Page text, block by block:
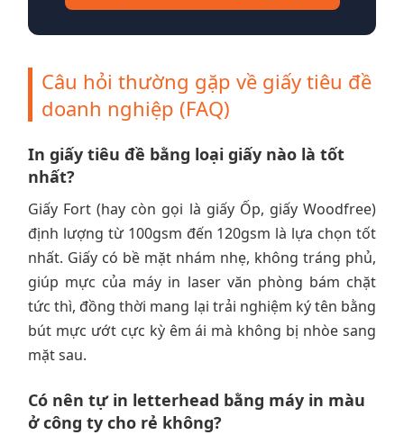
Câu hỏi thường gặp về giấy tiêu đề
doanh nghiệp (FAQ)
In giấy tiêu đề bằng loại giấy nào là tốt
nhất?
Giấy Fort (hay còn gọi là giấy Ốp, giấy Woodfree)
định lượng từ 100gsm đến 120gsm là lựa chọn tốt
nhất. Giấy có bề mặt nhám nhẹ, không tráng phủ,
giúp mực của máy in laser văn phòng bám chặt
tức thì, đồng thời mang lại trải nghiệm ký tên bằng
bút mực ướt cực kỳ êm ái mà không bị nhòe sang
mặt sau.
Có nên tự in letterhead bằng máy in màu
ở công ty cho rẻ không?